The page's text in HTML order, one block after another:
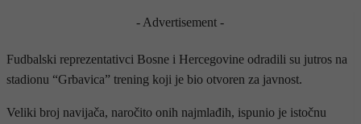
- Advertisement -
Fudbalski reprezentativci Bosne i Hercegovine odradili su jutros na
stadionu “Grbavica” trening koji je bio otvoren za javnost.
Veliki broj navijača, naročito onih najmlađih, ispunio je istočnu